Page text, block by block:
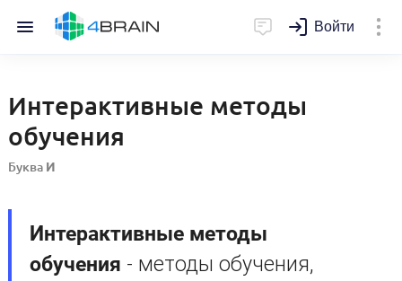
Войти
Интерактивные методы
обучения
Буква И
Интерактивные методы
обучения - методы обучения,